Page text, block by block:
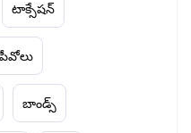
టాక్సేషన్
బాండ్స్